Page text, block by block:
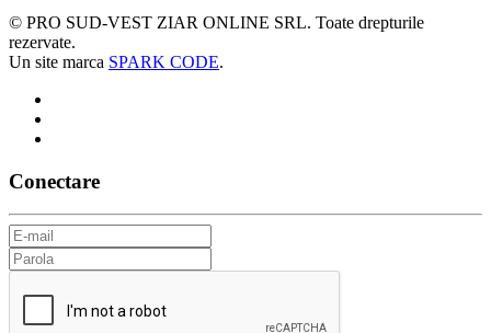
© PRO SUD-VEST ZIAR ONLINE SRL. Toate drepturile
rezervate.
Un site marca SPARK CODE.
Conectare